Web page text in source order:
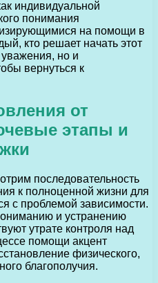
индивидуальной
понимания
на помощи в
кто решает начать этот
уважения, но и
вернуться к
от
этапы и
последовательность
к полноценной жизни для
с проблемой зависимости.
и устранению
утрате контроля над
помощи акцент
физического,
благополучия.